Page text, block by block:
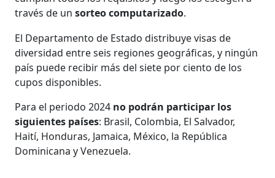
través de unsorteo computarizado.
El Departamento de Estado distribuye visas de
diversidad entre seis regiones geográficas, y ningún
país puede recibir más del siete por ciento de los
cupos disponibles.
Para el periodo 2024 no podrán participar los
siguientes países: Brasil, Colombia, El Salvador,
Haití, Honduras, Jamaica, México, la República
Dominicana y Venezuela.